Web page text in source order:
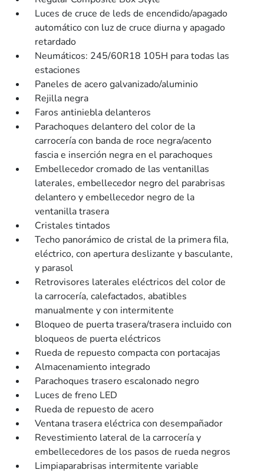
Luces de cruce de leds de encendido/apagado
automático con luz de cruce diurna y apagado
retardado
Neumáticos: 245/60R18 105H para todas las
estaciones
Paneles de acero galvanizado/aluminio
Rejilla negra
Faros antiniebla delanteros
Parachoques delantero del color de la
carrocería con banda de roce negra/acento
fascia e inserción negra en el parachoques
Embellecedor cromado de las ventanillas
laterales, embellecedor negro del parabrisas
delantero y embellecedor negro de la
ventanilla trasera
Cristales tintados
Techo panorámico de cristal de la primera fila,
eléctrico, con apertura deslizante y basculante,
y parasol
Retrovisores laterales eléctricos del color de
la carrocería, calefactados, abatibles
manualmente y con intermitente
Bloqueo de puerta trasera/trasera incluido con
bloqueos de puerta eléctricos
Rueda de repuesto compacta con portacajas
Almacenamiento integrado
Parachoques trasero escalonado negro
Luces de freno LED
Rueda de repuesto de acero
Ventana trasera eléctrica con desempañador
Revestimiento lateral de la carrocería y
embellecedores de los pasos de rueda negros
Limpiaparabrisas intermitente variable